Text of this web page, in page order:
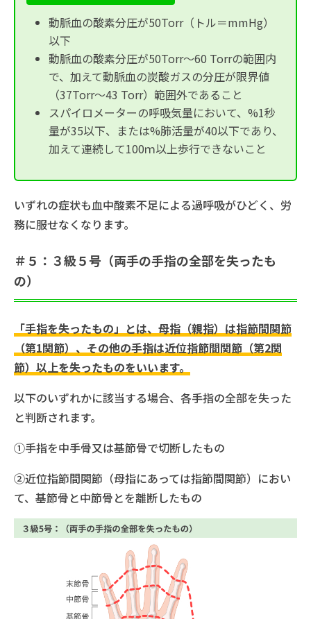
動脈血の酸素分圧が50Torr（トル＝mmHg）
以下
動脈血の酸素分圧が50Torr～60 Torrの範囲内
で、加えて動脈血の炭酸ガスの分圧が限界値
（37Torr～43 Torr）範囲外であること
スパイロメーターの呼吸気量において、%1秒
量が35以下、または%肺活量が40以下であり、
加えて連続して100ｍ以上歩行できないこと
いずれの症状も血中酸素不足による過呼吸がひどく、労
務に服せなくなります。
＃５：３級５号（両手の手指の全部を失ったも
の）
「手指を失ったもの」とは、母指（親指）は指節間関節
（第1関節）、その他の手指は近位指節間関節（第2関
節）以上を失ったものをいいます。
以下のいずれかに該当する場合、各手指の全部を失った
と判断されます。
①手指を中手骨又は基節骨で切断したもの
②近位指節間関節（母指にあっては指節間関節）におい
て、基節骨と中節骨とを離断したもの